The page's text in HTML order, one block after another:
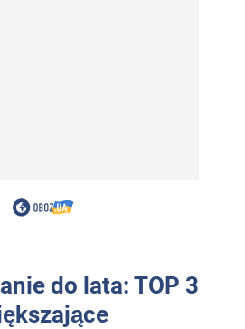
do lata: TOP 3